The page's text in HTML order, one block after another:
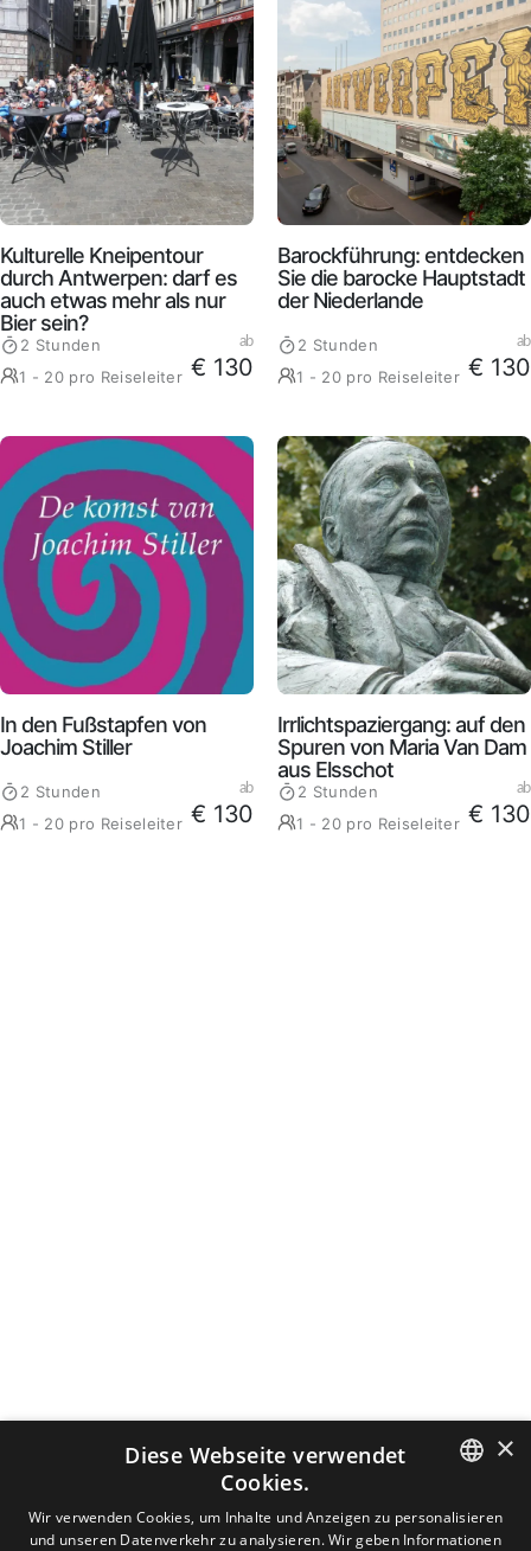
Kulturelle Kneipentour
durch Antwerpen: darf es
auch etwas mehr als nur
Bier sein?
2 Stunden
1 - 20 pro Reiseleiter
ab
€ 130
Barockführung: entdecken
Sie die barocke Hauptstadt
der Niederlande
2 Stunden
1 - 20 pro Reiseleiter
ab
€ 130
In den Fußstapfen von
Joachim Stiller
2 Stunden
1 - 20 pro Reiseleiter
ab
€ 130
Irrlichtspaziergang: auf den
Spuren von Maria Van Dam
aus Elsschot
2 Stunden
1 - 20 pro Reiseleiter
ab
€ 130
DUTCH
×
Diese Webseite verwendet
Cookies.
Wir verwenden Cookies, um Inhalte und Anzeigen zu personalisieren
und unseren Datenverkehr zu analysieren. Wir geben Informationen